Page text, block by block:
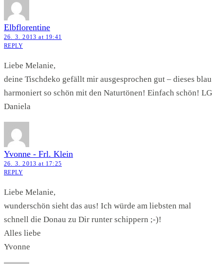
Elbflorentine
26. 3. 2013 at 19:41
REPLY
Liebe Melanie,
deine Tischdeko gefällt mir ausgesprochen gut – dieses blau
harmoniert so schön mit den Naturtönen! Einfach schön! LG
Daniela
Yvonne - Frl. Klein
26. 3. 2013 at 17:25
REPLY
Liebe Melanie,
wunderschön sieht das aus! Ich würde am liebsten mal
schnell die Donau zu Dir runter schippern ;-)!
Alles liebe
Yvonne